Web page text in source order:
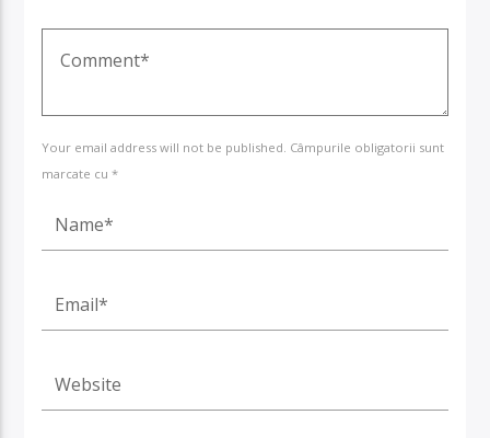
Your email address will not be published. Câmpurile obligatorii sunt
marcate cu *